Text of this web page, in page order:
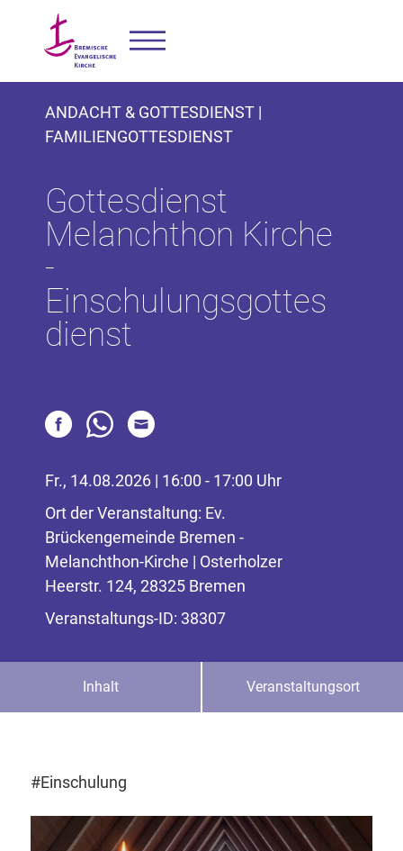
ANDACHT & GOTTESDIENST |
FAMILIENGOTTESDIENST
Gottesdienst
Melanchthon Kirche
-
Einschulungsgottes
dienst
Fr., 14.08.2026 | 16:00 - 17:00 Uhr
Ort der Veranstaltung: Ev.
Brückengemeinde Bremen -
Melanchthon-Kirche | Osterholzer
Heerstr. 124, 28325 Bremen
Veranstaltungs-ID: 38307
Inhalt Veranstaltungsort
#Einschulung